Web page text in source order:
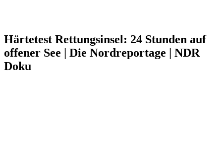
Härtetest Rettungsinsel: 24 Stunden auf
offener See | Die Nordreportage | NDR
Doku